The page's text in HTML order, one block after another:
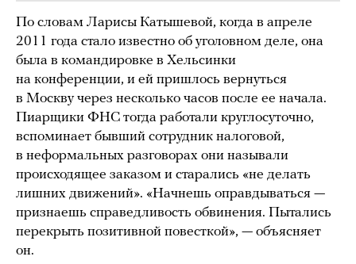
По словам Ларисы Катышевой, когда в апреле
2011 года стало известно об уголовном деле, она
была в командировке в Хельсинки
на конференции, и ей пришлось вернуться
в Москву через несколько часов после ее начала.
Пиарщики ФНС тогда работали круглосуточно,
вспоминает бывший сотрудник налоговой,
в неформальных разговорах они называли
происходящее заказом и старались «не делать
лишних движений». «Начнешь оправдываться —
признаешь справедливость обвинения. Пытались
перекрыть позитивной повесткой», — объясняет
он.